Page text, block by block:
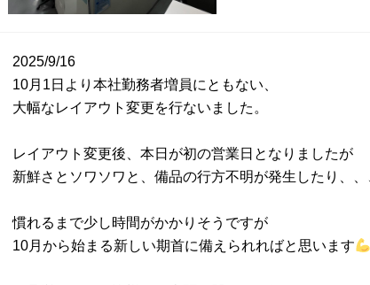
2025/9/16
10月1日より本社勤務者増員にともない、
大幅なレイアウト変更を行ないました。
レイアウト変更後、本日が初の営業日となりましたが
新鮮さとソワソワと、備品の行方不明が発生したり、、
慣れるまで少し時間がかかりそうですが
10月から始まる新しい期首に備えられればと思います